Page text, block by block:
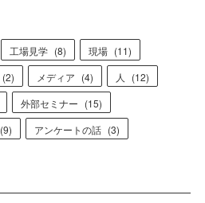
工場見学 (8) 現場 (11)
(2) メディア (4) 人 (12)
外部セミナー (15)
(9) アンケートの話 (3)